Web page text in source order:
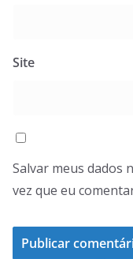
Site
Salvar meus dados
vez que eu